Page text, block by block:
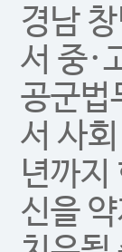
경남
서 중·
공군법
서 사
년까
신을